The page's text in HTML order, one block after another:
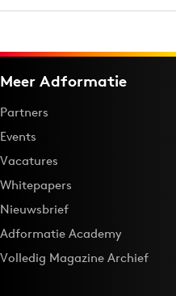
Meer Adformatie
Partners
Events
Vacatures
Whitepapers
Nieuwsbrief
Adformatie Academy
Volledig Magazine Archief